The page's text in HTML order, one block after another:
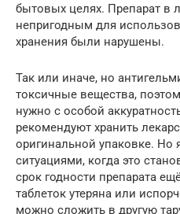
бытовых целях. Препарат в
непригодным для
хранения были нарушены.
Так или иначе, но
токсичные вещества,
нужно с особой
рекомендуют хранить
оригинальной упаковке. Но
ситуациями, когда это
срок годности препарата
таблеток утеряна или
можно сложить в другую